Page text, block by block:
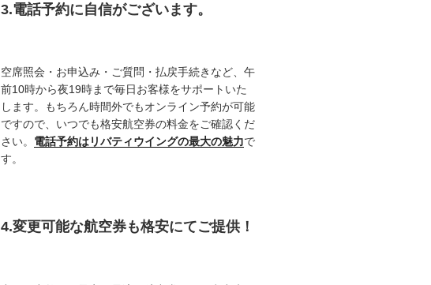
3.電話予約に自信がございます。
空席照会・お申込み・ご質問・払戻手続きなど、午
前10時から夜19時まで毎日お客様をサポートいた
します。もちろん時間外でもオンライン予約が可能
ですので、いつでも格安航空券の料金をご確認くだ
さい。 電話予約はリバティウイングの最大の魅力で
す。
4.変更可能な航空券も格安にてご提供！